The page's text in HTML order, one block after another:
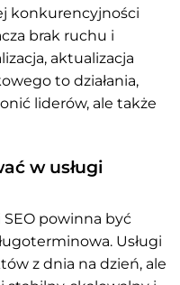
konkurencyjności
brak ruchu i
aktualizacja
to działania,
liderów, ale także
w usługi
powinna być
Usługi
z dnia na dzień, ale